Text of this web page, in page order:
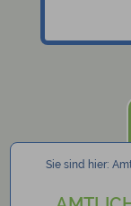
Sie sind hier: